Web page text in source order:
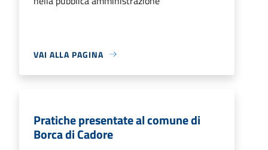
VAI ALLA PAGINA
Pratiche presentate al comune di
Borca di Cadore